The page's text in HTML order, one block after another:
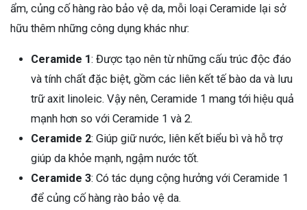
ẩm, củng cố hàng rào bảo vệ da, mỗi loại Ceramide lại sở
hữu thêm những công dụng khác như:
Ceramide 1: Được tạo nên từ những cấu trúc độc đáo
và tính chất đặc biệt, gồm các liên kết tế bào da và lưu
trữ axit linoleic. Vậy nên, Ceramide 1 mang tới hiệu quả
mạnh hơn so với Ceramide 1 và 2.
Ceramide 2: Giúp giữ nước, liên kết biểu bì và hỗ trợ
giúp da khỏe mạnh, ngậm nước tốt.
Ceramide 3: Có tác dụng cộng hưởng với Ceramide 1
để củng cố hàng rào bảo vệ da.